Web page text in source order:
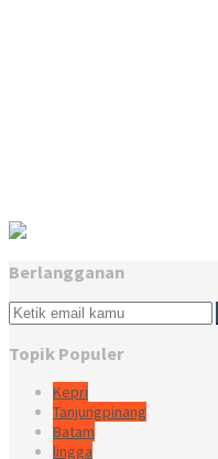
Berlangganan
Topik Populer
Kepri
Tanjungpinang
Batam
lingga